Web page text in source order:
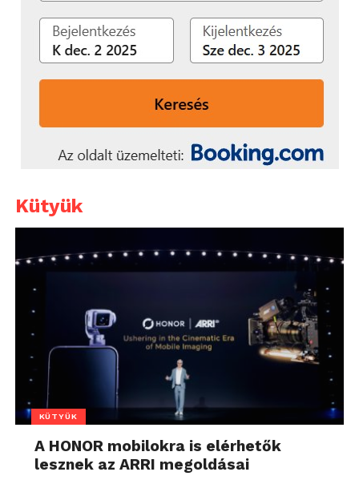
Kütyük
KÜTYÜK
A HONOR mobilokra is elérhetők
lesznek az ARRI megoldásai